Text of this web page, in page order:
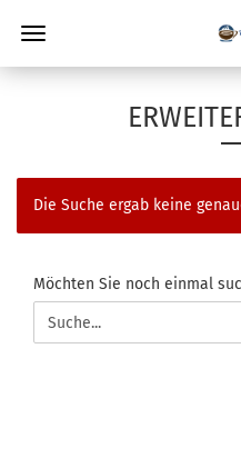
Die Suche ergab keine
MÖCHTEN
SIE
NOCH
EINMAL
Möchten Sie noch einmal